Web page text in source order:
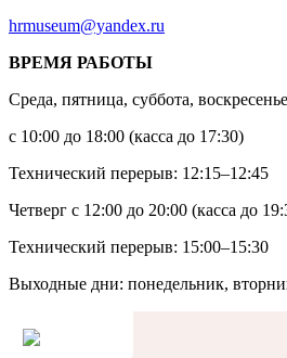
hrmuseum@yandex.ru
ВРЕМЯ РАБОТЫ
Среда, пятница, суббота, воскресенье
с 10:00 до 18:00 (касса до 17:30)
Технический перерыв: 12:15–12:45
Четверг с 12:00 до 20:00 (касса до
Технический перерыв: 15:00–15:30
Выходные дни: понедельник,